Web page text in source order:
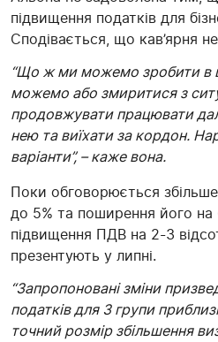
підвищення податків для
Сподівається, що кав’ярня
“Що ж ми можемо зробити в
можемо або змиритися з
продовжувати працювати
нею та виїхати за кордон.
варіанти”, – каже вона.
Поки обговорюється
до 5% та поширення його
підвищення ПДВ на 2-3
презентують у липні.
“Запропоновані зміни
податків для 3 групи
точний розмір збільшення